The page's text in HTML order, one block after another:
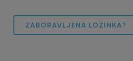
ZABORAVLJENA LOZINKA?